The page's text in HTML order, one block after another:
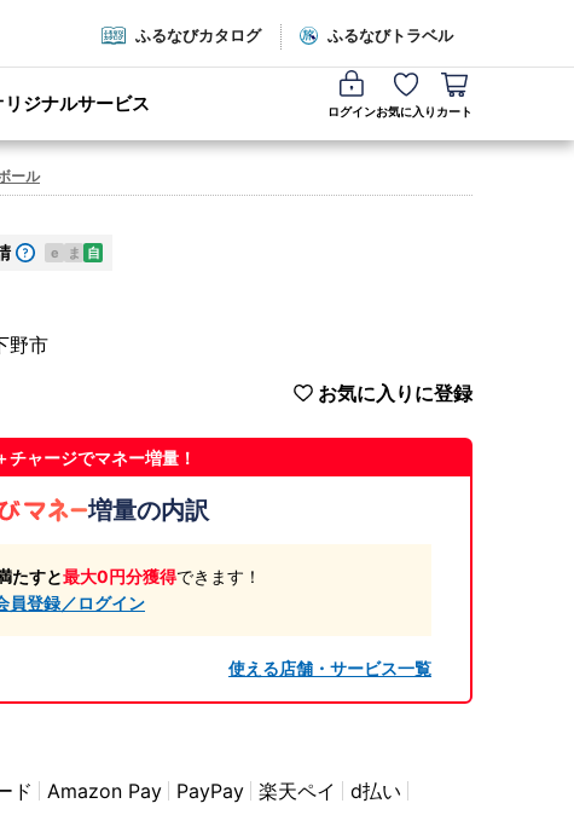
ふるなびカタログ ふるなびトラベル
リジナルサービス ログインお気に入り カート
ール
e ま 自
野市
お気に入りに登録
チャージでマネー増量！
増量の内訳
たすと最大0円分獲得できます！
員登録／ログイン
使える店舗・サービス一覧
ド Amazon Pay PayPay 楽天ペイ
d払い